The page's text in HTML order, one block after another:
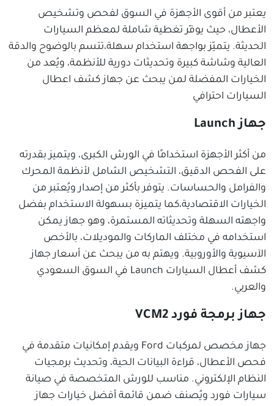
يعتبر من أقوى الأجهزة في السوق لفحص وتشخيص
الأعطال، حيث يوفّر تغطية شاملة لمعظم السيارات
الحديثة. يتميّز بواجهة استخدام سهلة،تتسم بالوضوح والدقة
العالية وشاشة كبيرة وتحديثات دورية للأنظمة، ويُعد من
الخيارات المفضلة لمن يبحث عن جهاز كشف اعطال
السيارات احترافي
جهاز Launch
من أكثر الأجهزة استخدامًا في الورش الكبرى، ويتميز بقدرته
على الفحص الدقيق، التشخيص الشامل لأنظمة المحرك
والفرامل والحساسات. يتوفر بأكثر من إصدار ويُعتبر من
الخيارات الاقتصادية،كما يتميزة بسهولة الاستخدام بفضل
واجهته السهلة وتحديثاته المستمرة، وهو جهاز يمكن
استخدامه في مختلف الماركات والموديلات، بالأخص
الآسيوية والأوروبية. ويهتم به من يبحث عن أسعار جهاز
كشف أعطال السيارات Launch في السوق السعودي
والعربي.
جهاز برمجة فورد VCM2
جهاز مخصص لمركبات Ford ويقدم إمكانيات متقدمة في
فحص الأعطال، قراءة البيانات الحية، وتحديث برمجيات
النظام الإلكتروني. مناسب للورش المتخصصة في صيانة
سيارات فورد ويُصنف ضمن قائمة أفضل خيارات جهاز